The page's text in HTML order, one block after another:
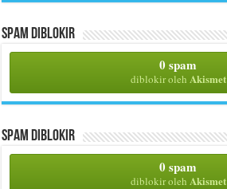
Spam Diblokir
0 spam
diblokir oleh Akismet
Spam Diblokir
0 spam
diblokir oleh Akismet